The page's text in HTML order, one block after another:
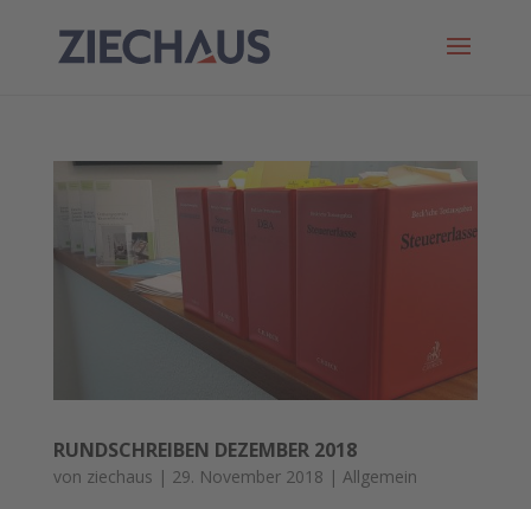
RUNDSCHREIBEN DEZEMBER 2018
von ziechaus | 29. November 2018 | Allgemein